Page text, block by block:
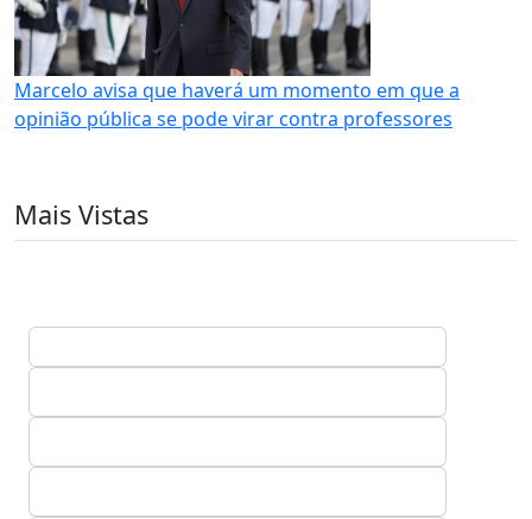
Marcelo avisa que haverá um momento em que a
opinião pública se pode virar contra professores
Mais Vistas